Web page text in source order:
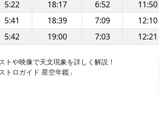
5:22 18:17 6:52 11:50
5:41 18:39 7:09 12:10
5:42 19:00 7:03 12:21
トや映像で天文現象を詳しく解説！
トロガイド 星空年鑑」